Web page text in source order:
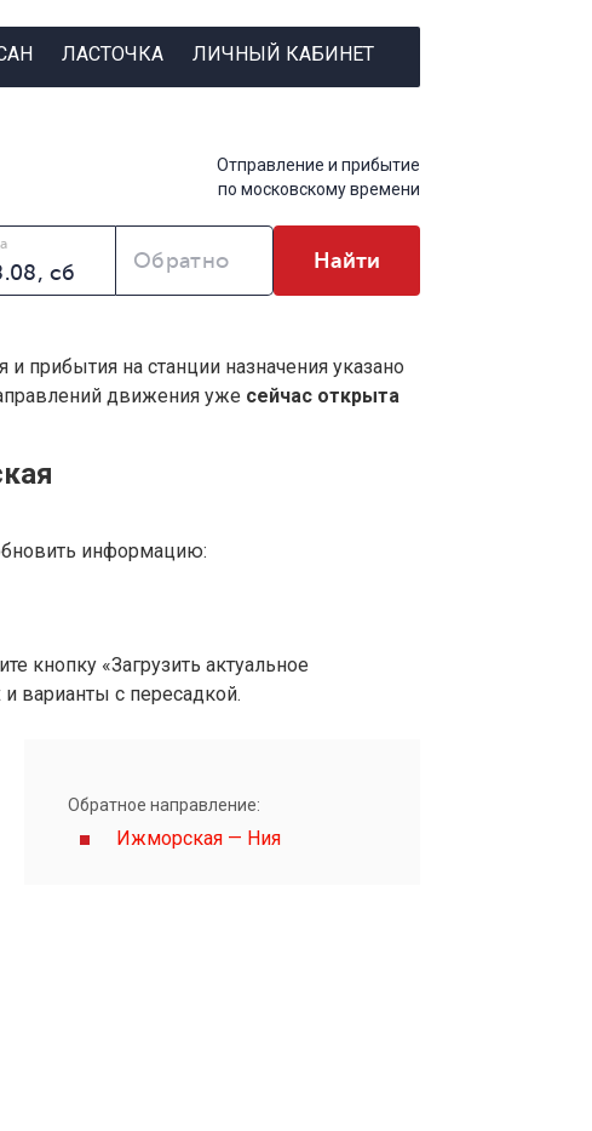
ЛАСТОЧКА ЛИЧНЫЙ КАБИНЕТ
Отправление и прибытие
по московскому времени
Обратно Найти
и прибытия на станции назначения указано
движения уже сейчас открыта
информацию:
кнопку «Загрузить актуальное
варианты с пересадкой.
Обратное направление:
Ижморская — Ния